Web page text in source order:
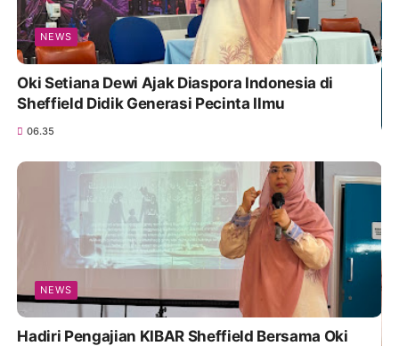
NEWS
Oki Setiana Dewi Ajak Diaspora Indonesia di
Sheffield Didik Generasi Pecinta Ilmu
06.35
NEWS
Hadiri Pengajian KIBAR Sheffield Bersama Oki